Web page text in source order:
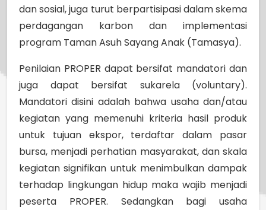
dan sosial, juga turut berpartisipasi dalam skema
perdagangan karbon dan implementasi
program Taman Asuh Sayang Anak (Tamasya).
Penilaian PROPER dapat bersifat mandatori dan
juga dapat bersifat sukarela (voluntary).
Mandatori disini adalah bahwa usaha dan/atau
kegiatan yang memenuhi kriteria hasil produk
untuk tujuan ekspor, terdaftar dalam pasar
bursa, menjadi perhatian masyarakat, dan skala
kegiatan signifikan untuk menimbulkan dampak
terhadap lingkungan hidup maka wajib menjadi
peserta PROPER. Sedangkan bagi usaha